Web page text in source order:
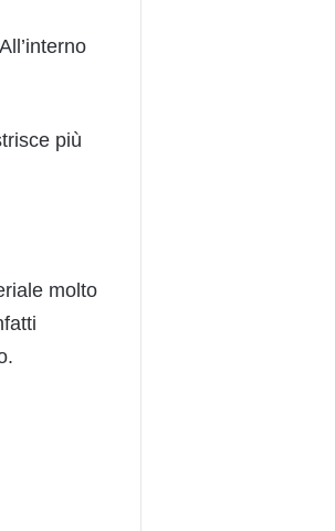
più
molto